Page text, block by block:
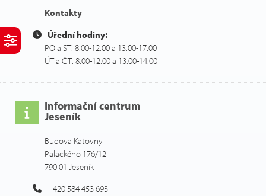
Kontakty
Úřední hodiny:
PO a ST: 8:00-12:00 a 13:00-17:00
ÚT a ČT: 8:00-12:00 a 13:00-14:00
Informační centrum
Jeseník
Budova Katovny
Palackého 176/12
790 01 Jeseník
+420 584 453 693